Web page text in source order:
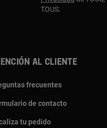
TOUS.
al cliente
frecuentes
de contacto
tu pedido